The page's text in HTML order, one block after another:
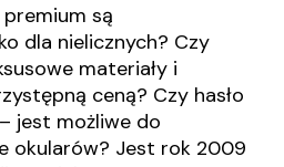
są
dla nielicznych? Czy
materiały i
ceną? Czy hasło
jest możliwe do
okularów? Jest rok 2009